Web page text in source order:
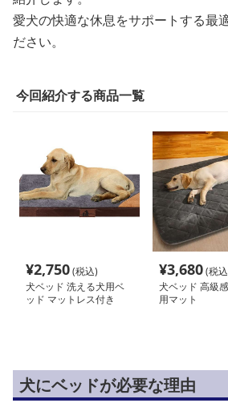
愛犬の快適な休息をサポートする最
ださい。
今回紹介する商品一覧
¥2,750(税込)
犬ベッド 洗える犬用ベ
ッド マットレス付き
¥3,680(税
犬ベッド 高級
用マット
犬にベッドが必要な理由